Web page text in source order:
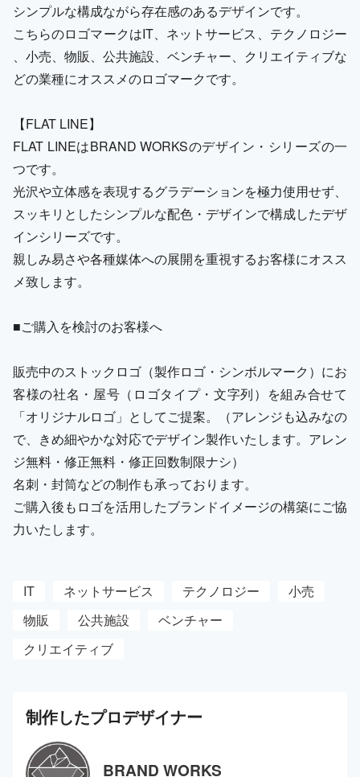
シンプルな構成ながら存在感のあるデザインです。
こちらのロゴマークはIT、ネットサービス、テクノロジー
、小売、物販、公共施設、ベンチャー、クリエイティブな
どの業種にオススメのロゴマークです。
【FLAT LINE】
FLAT LINEはBRAND WORKSのデザイン・シリーズの一
つです。
光沢や立体感を表現するグラデーションを極力使用せず、
スッキリとしたシンプルな配色・デザインで構成したデザ
インシリーズです。
親しみ易さや各種媒体への展開を重視するお客様にオスス
メ致します。
■ご購入を検討のお客様へ
販売中のストックロゴ（製作ロゴ・シンボルマーク）にお
客様の社名・屋号（ロゴタイプ・文字列）を組み合せて
「オリジナルロゴ」としてご提案。（アレンジも込みなの
で、きめ細やかな対応でデザイン製作いたします。アレン
ジ無料・修正無料・修正回数制限ナシ）
名刺・封筒などの制作も承っております。
ご購入後もロゴを活用したブランドイメージの構築にご協
力いたします。
IT ネットサービス テクノロジー
小売
物販
公共施設
ベンチャー
クリエイティブ
制作したプロデザイナー
BRAND WORKS